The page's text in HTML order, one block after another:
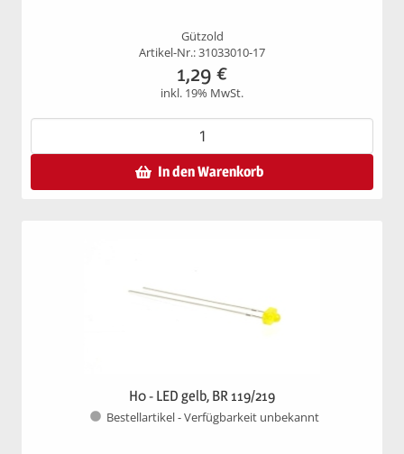
Gützold
Artikel-Nr.: 31033010-17
1,29 €
inkl. 19% MwSt.
In den Warenkorb
H0 - LED gelb, BR 119/219
Bestellartikel - Verfügbarkeit unbekannt